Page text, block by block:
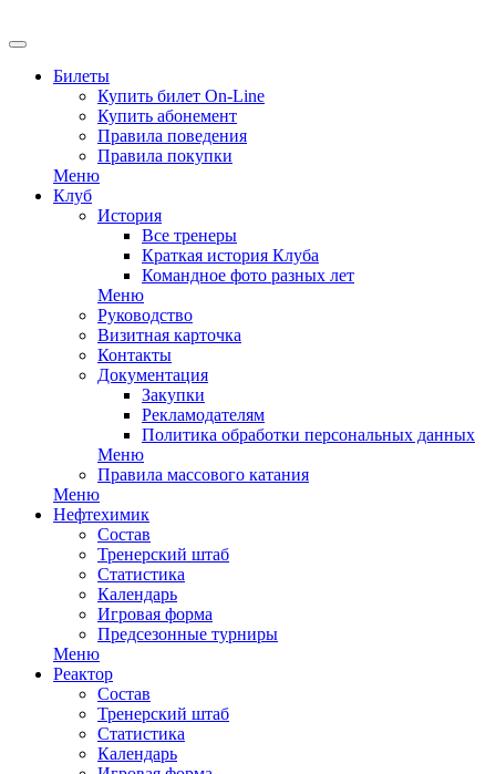
Билеты
Купить билет On-Line
Купить абонемент
Правила поведения
Правила покупки
Меню
Клуб
История
Все тренеры
Краткая история Клуба
Командное фото разных лет
Меню
Руководство
Визитная карточка
Контакты
Документация
Закупки
Рекламодателям
Политика обработки персональных данных
Меню
Правила массового катания
Меню
Нефтехимик
Состав
Тренерский штаб
Статистика
Календарь
Игровая форма
Предсезонные турниры
Меню
Реактор
Состав
Тренерский штаб
Статистика
Календарь